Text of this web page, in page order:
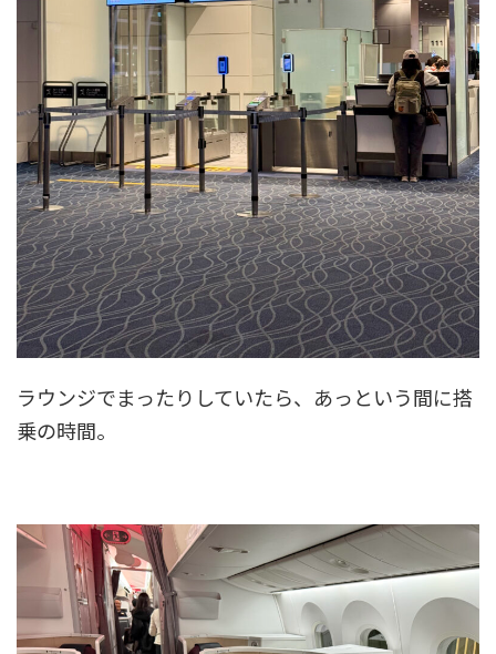
ラウンジでまったりしていたら、あっという間に搭
乗の時間。